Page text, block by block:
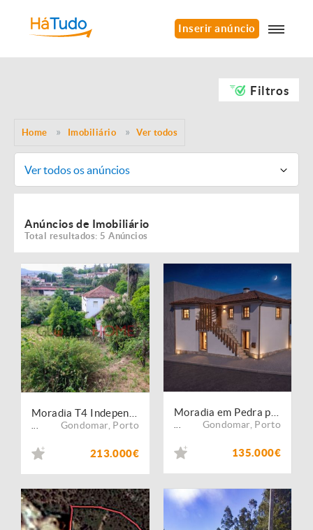
Inserir anúncio
Filtros
Home Imobiliário Ver todos
Ver todos os anúncios
Anúncios de Imobiliário
Total resultados: 5 Anúncios
Gondomar, Porto
213.000€
Gondomar, Porto
135.000€